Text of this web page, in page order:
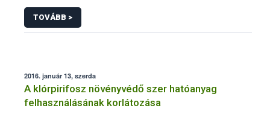
TOVÁBB >
2016. január 13, szerda
A klórpirifosz növényvédő szer hatóanyag
felhasználásának korlátozása